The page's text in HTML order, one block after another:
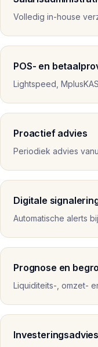
Volledig in-house
POS- en
Lightspeed,
Proactief advies
Periodiek advies
Digitale
Automatische alerts
Prognose en
Liquiditeits-, omzet-
Investeringsadvies